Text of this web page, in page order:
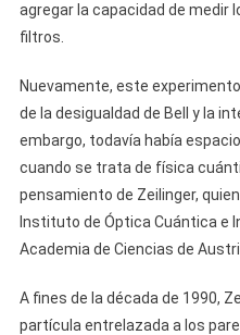
agregar la capacidad de medir
filtros.
Nuevamente, este
de la desigualdad de Bell y la
embargo, todavía había
cuando se trata de física
pensamiento de Zeilinger,
Instituto de Óptica Cuántica e
Academia de Ciencias de
A fines de la década de 1990,
partícula entrelazada a los